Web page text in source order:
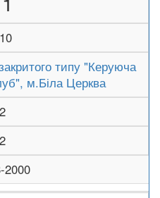
типу "Керуюча
м.Біла Церква
2
2
2000